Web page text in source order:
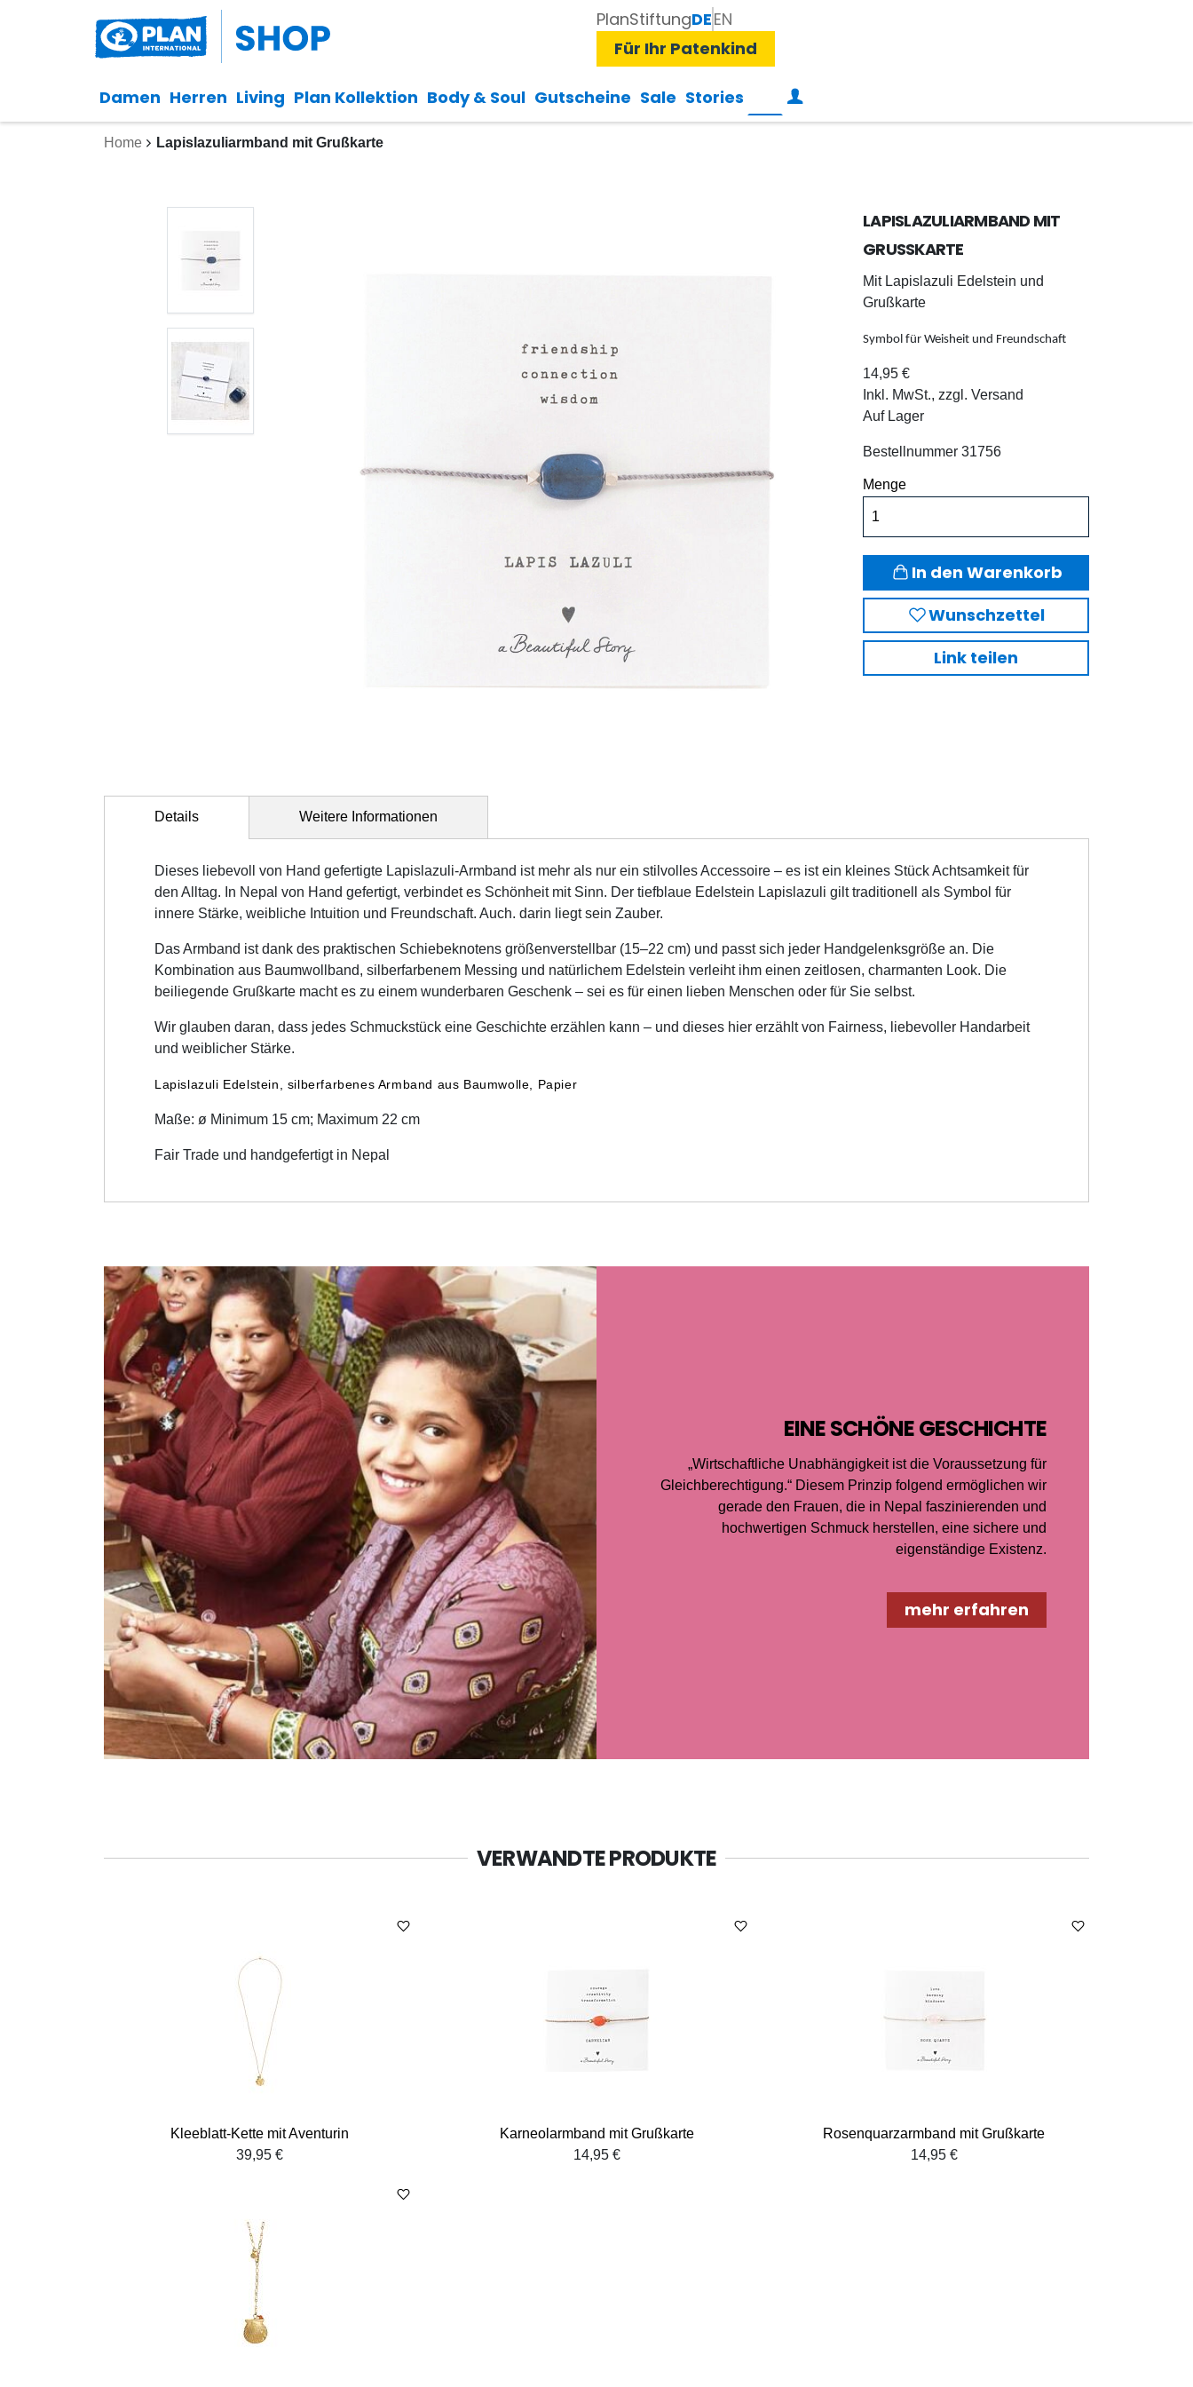
Damen Herren Living Plan Kollektion Body & Soul Gutscheine Sale Stories
Für Ihr Patenkind
PlanStiftungDEEN
Home Lapislazuliarmband mit Grußkarte
LAPISLAZULIARMBAND MIT
GRUSSKARTE
Mit Lapislazuli Edelstein und
Grußkarte
Symbol für Weisheit und Freundschaft
14,95 €
Inkl. MwSt., zzgl. Versand
Auf Lager
Bestellnummer 31756
Menge
In den Warenkorb
Wunschzettel
Link teilen
Details Weitere Informationen
Dieses liebevoll von Hand gefertigte Lapislazuli-Armband ist mehr als nur ein stilvolles Accessoire – es ist ein kleines Stück Achtsamkeit für
den Alltag. In Nepal von Hand gefertigt, verbindet es Schönheit mit Sinn. Der tiefblaue Edelstein Lapislazuli gilt traditionell als Symbol für
innere Stärke, weibliche Intuition und Freundschaft. Auch. darin liegt sein Zauber.
Das Armband ist dank des praktischen Schiebeknotens größenverstellbar (15–22 cm) und passt sich jeder Handgelenksgröße an. Die
Kombination aus Baumwollband, silberfarbenem Messing und natürlichem Edelstein verleiht ihm einen zeitlosen, charmanten Look. Die
beiliegende Grußkarte macht es zu einem wunderbaren Geschenk – sei es für einen lieben Menschen oder für Sie selbst.
Wir glauben daran, dass jedes Schmuckstück eine Geschichte erzählen kann – und dieses hier erzählt von Fairness, liebevoller Handarbeit
und weiblicher Stärke.
Lapislazuli Edelstein, silberfarbenes Armband aus Baumwolle, Papier
Maße: ø Minimum 15 cm; Maximum 22 cm
Fair Trade und handgefertigt in Nepal
EINE SCHÖNE GESCHICHTE
„Wirtschaftliche Unabhängigkeit ist die Voraussetzung für
Gleichberechtigung.“ Diesem Prinzip folgend ermöglichen wir
gerade den Frauen, die in Nepal faszinierenden und
hochwertigen Schmuck herstellen, eine sichere und
eigenständige Existenz.
mehr erfahren
VERWANDTE PRODUKTE
Kleeblatt-Kette mit Aventurin
39,95 €
Karneolarmband mit Grußkarte
14,95 €
Rosenquarzarmband mit Grußkarte
14,95 €